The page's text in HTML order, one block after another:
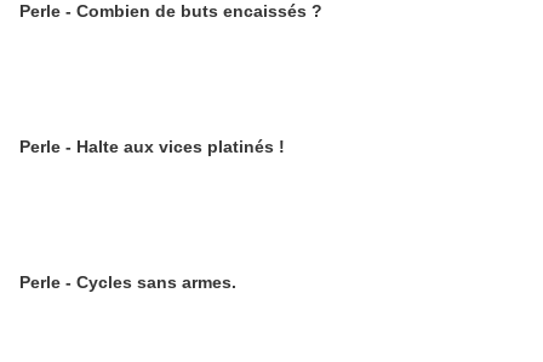
Perle - Combien de buts encaissés ?
Perle - Halte aux vices platinés !
Perle - Cycles sans armes.